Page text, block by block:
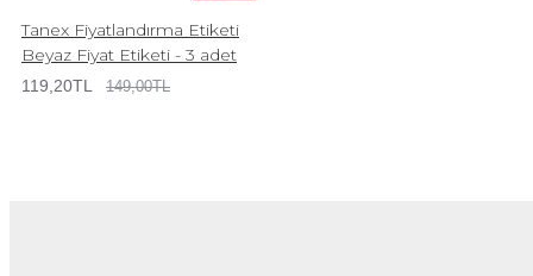
Tanex Fiyatlandırma Etiketi
Beyaz Fiyat Etiketi - 3 adet
119,20TL 149,00TL